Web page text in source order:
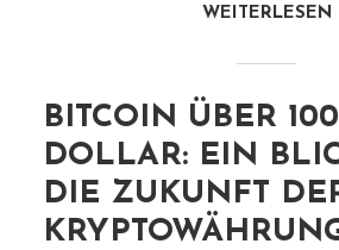
WEITERLESEN
BITCOIN ÜBER
DOLLAR: EIN
DIE ZUKUNFT